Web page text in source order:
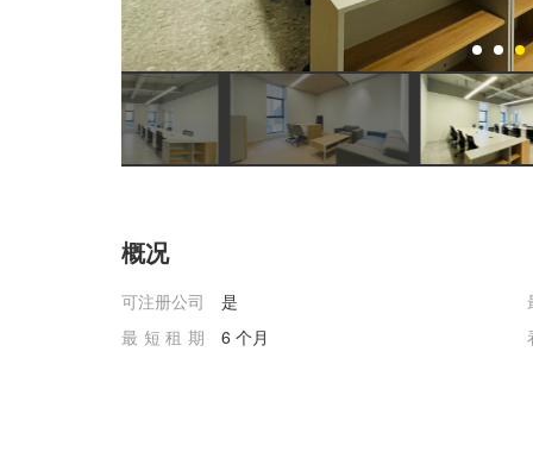
概况
可注册公司 是
最短租期
6 个月